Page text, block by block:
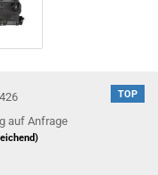
TOP
auf Anfrage